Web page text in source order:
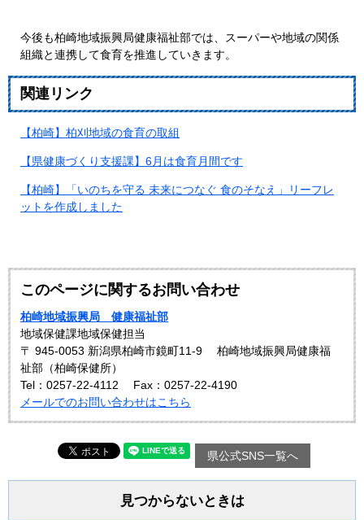
今後も柏崎地域振興局健康福祉部では、スーパーや地域の関係
組織と連携して食育を推進していきます。
関連リンク
【柏崎】柏刈地域の食育の取組
【県健康づくり支援課】6月は食育月間です
【柏崎】「いのちを守る 未来につなぐ 食のそなえ」リーフレ
ットを作成しました
このページに関するお問い合わせ
柏崎地域振興局 健康福祉部
地域保健課地域保健担当
〒 945-0053 新潟県柏崎市鏡町11-9 柏崎地域振興局健康福
祉部（柏崎保健所）
Tel：0257-22-4112
Fax：0257-22-4190
メールでのお問い合わせはこちら
県公式SNS一覧へ
見つからないときは